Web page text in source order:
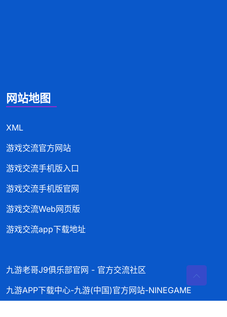
网站地图
XML
游戏交流官方网站
游戏交流手机版入口
游戏交流手机版官网
游戏交流Web网页版
游戏交流app下载地址
九游老哥J9俱乐部官网 - 官方交流社区
九游APP下载中心-九游(中国)官方网站-NINEGAME